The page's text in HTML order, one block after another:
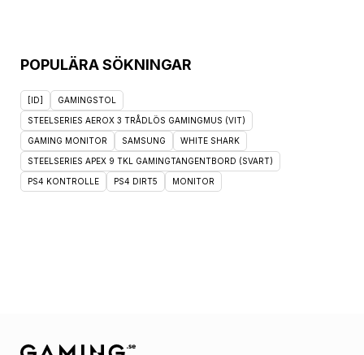
POPULÄRA SÖKNINGAR
[ID] GAMINGSTOL
STEELSERIES AEROX 3 TRÅDLÖS GAMINGMUS (VIT)
GAMING MONITOR SAMSUNG WHITE SHARK
STEELSERIES APEX 9 TKL GAMINGTANGENTBORD (SVART)
PS4 KONTROLLE PS4 DIRT5 MONITOR